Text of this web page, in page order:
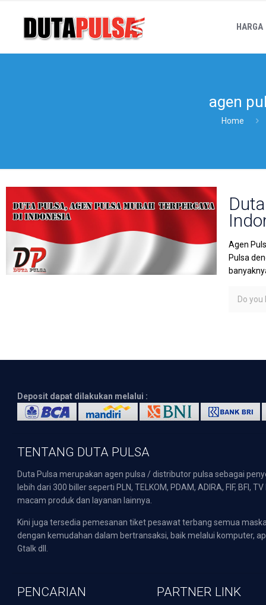
HARGA
agen
Home
Agen
Pulsa
Do you
Deposit dapat dilakukan melalui :
TENTANG DUTA PULSA
Duta Pulsa merupakan agen pulsa / distributor pulsa sebagai
lebih dari 300 biller seperti PLN, TELKOM, PDAM, ADIRA, FIF,
macam produk dan layanan lainnya.
Kini juga tersedia pemesanan tiket pesawat terbang semua
dengan kemudahan dalam bertransaksi, baik melalui komputer,
Gtalk dll.
PENCARIAN PARTNER LINK